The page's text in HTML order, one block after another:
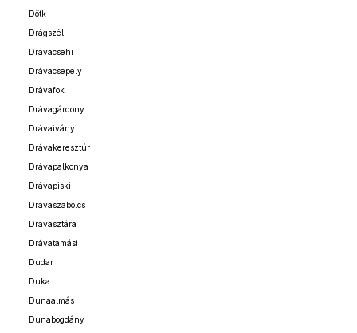
Dötk
Drágszél
Drávacsehi
Drávacsepely
Drávafok
Drávagárdony
Drávaiványi
Drávakeresztúr
Drávapalkonya
Drávapiski
Drávaszabolcs
Drávasztára
Drávatamási
Dudar
Duka
Dunaalmás
Dunabogdány